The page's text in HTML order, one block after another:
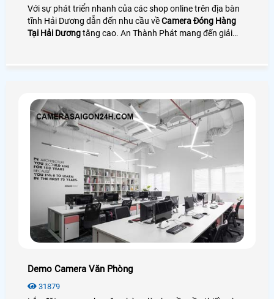
Với sự phát triển nhanh của các shop online trên địa bàn
tĩnh Hải Dương dẫn đến nhu cầu vềCamera Đóng Hàng
Tại Hải Dươngtăng cao. An Thành Phát mang đến giải
Demo Camera Văn Phòng
31879